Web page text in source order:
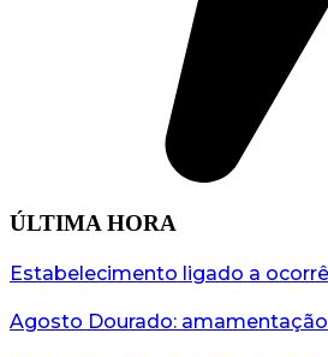
ÚLTIMA HORA